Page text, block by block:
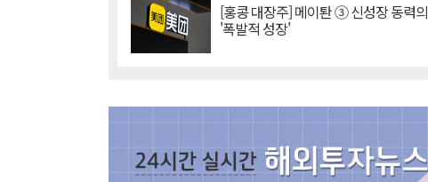
[홍콩 대장주] 메이퇀 ③ 신성장 동력의
'폭발적 성장'